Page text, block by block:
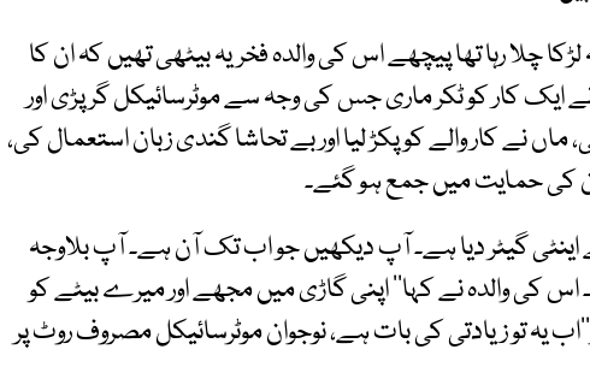
موٹرسائیکل 16 سالہ لڑکا چلا رہا تھا پیچھے اس کی والدہ فخریہ بیٹھی تھیں کہ ان کا
ایک کار کو ٹکر ماری جس کی وجہ سے موٹرسائیکل گر پڑی اور
نے کار والے کو پکڑ لیا اور بے تحاشا گندی زبان استعمال کی،
اینٹی گیٹر دیا ہے۔ آپ دیکھیں جو اب تک آن ہے۔ آپ بلاوجہ
کی والدہ نے کہا’’ اپنی گاڑی میں مجھے اور میرے بیٹے کو
یہ تو زیادتی کی بات ہے، نوجوان موٹرسائیکل مصروف روٹ پر